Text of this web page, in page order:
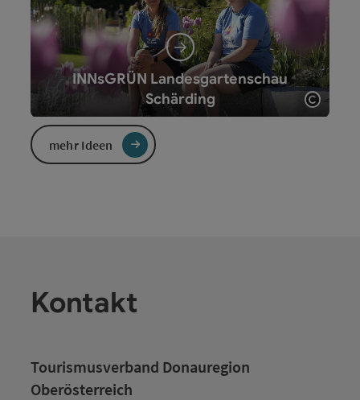
INNsGRÜN Landesgartenschau
Schärding
mehr Ideen
Kontakt
Tourismusverband Donauregion
Oberösterreich